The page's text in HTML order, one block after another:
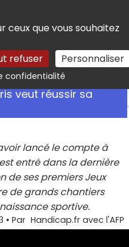
ceux que vous souhaitez
refuser Personnaliser
confidentialitéRechercher
veut réussir sa
lancé le compte à
entré dans la dernière
de ses premiers Jeux
de grands chantiers
sportive.
• Par Handicap.fr avec l'AFP